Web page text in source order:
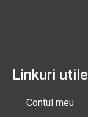
Linkuri utile
Contul meu